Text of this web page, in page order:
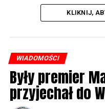
KLIKNIJ,
WIADOMOŚCI
Były premier
przyjechał do